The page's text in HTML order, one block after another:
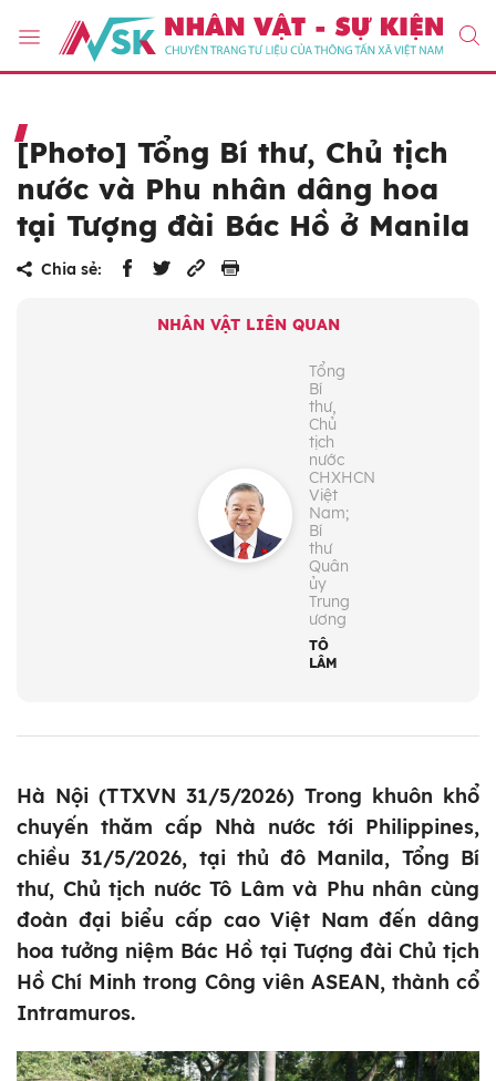
[Photo] Tổng Bí thư, Chủ tịch
nước và Phu nhân dâng hoa
tại Tượng đài Bác Hồ ở Manila
Chia sẻ:
NHÂN VẬT LIÊN QUAN
Tổng
Bí
thư,
Chủ
tịch
nước
CHXHCN
Việt
Nam;
Bí
thư
Quân
ủy
Trung
ương
TÔ
LÂM
Hà Nội (TTXVN 31/5/2026) Trong khuôn khổ
chuyến thăm cấp Nhà nước tới Philippines,
chiều 31/5/2026, tại thủ đô Manila, Tổng Bí
thư, Chủ tịch nước Tô Lâm và Phu nhân cùng
đoàn đại biểu cấp cao Việt Nam đến dâng
hoa tưởng niệm Bác Hồ tại Tượng đài Chủ tịch
Hồ Chí Minh trong Công viên ASEAN, thành cổ
Intramuros.